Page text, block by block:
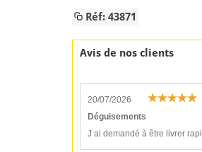
Réf: 43871
Avis de nos clients
20/07/2026
Déguisements
J ai demandé à être livrer